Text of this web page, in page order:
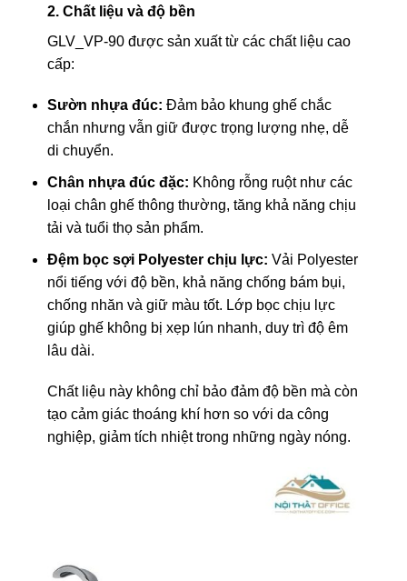
2. Chất liệu và độ bền
GLV_VP-90 được sản xuất từ các chất liệu cao
cấp:
Sườn nhựa đúc: Đảm bảo khung ghế chắc
chắn nhưng vẫn giữ được trọng lượng nhẹ, dễ
di chuyển.
Chân nhựa đúc đặc: Không rỗng ruột như các
loại chân ghế thông thường, tăng khả năng chịu
tải và tuổi thọ sản phẩm.
Đệm bọc sợi Polyester chịu lực: Vải Polyester
nổi tiếng với độ bền, khả năng chống bám bụi,
chống nhăn và giữ màu tốt. Lớp bọc chịu lực
giúp ghế không bị xẹp lún nhanh, duy trì độ êm
lâu dài.
Chất liệu này không chỉ bảo đảm độ bền mà còn
tạo cảm giác thoáng khí hơn so với da công
nghiệp, giảm tích nhiệt trong những ngày nóng.